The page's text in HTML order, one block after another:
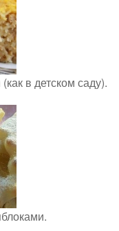
в детском саду).